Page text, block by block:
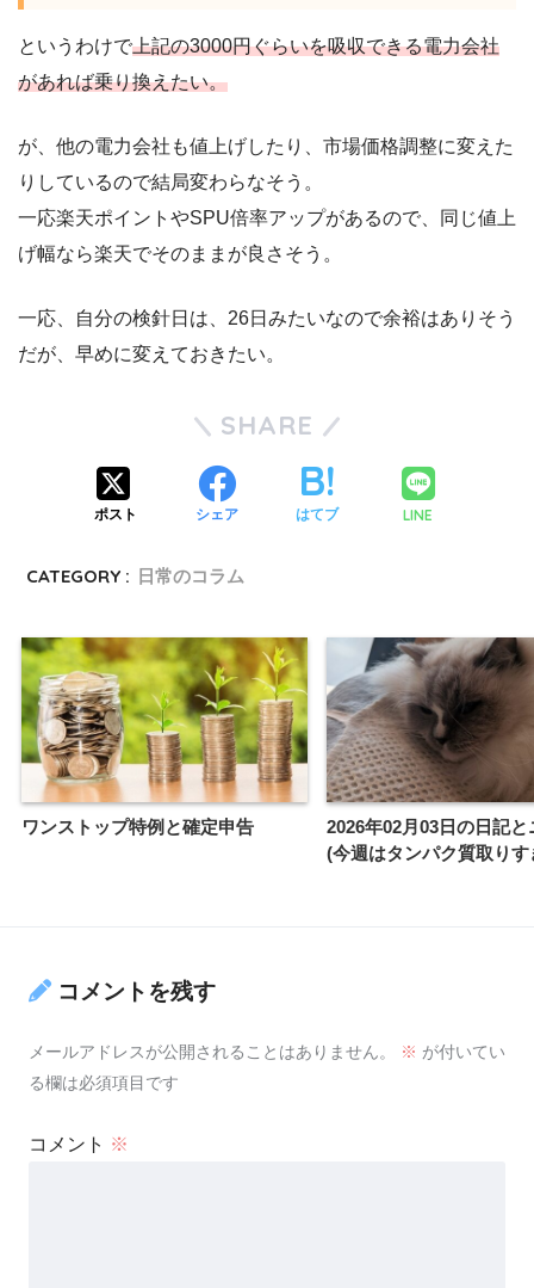
というわけで上記の3000円ぐらいを吸収できる電力会社
があれば乗り換えたい。
が、他の電力会社も値上げしたり、市場価格調整に変えた
りしているので結局変わらなそう。
一応楽天ポイントやSPU倍率アップがあるので、同じ値上
げ幅なら楽天でそのままが良さそう。
一応、自分の検針日は、26日みたいなので余裕はありそう
だが、早めに変えておきたい。
SHARE
ポスト シェア はてブ LINE
CATEGORY : 日常のコラム
ワンストップ特例と確定申告
2026年02月03日の日記と
(今週はタンパク質取りす
コメントを残す
メールアドレスが公開されることはありません。 ※ が付いてい
る欄は必須項目です
コメント ※